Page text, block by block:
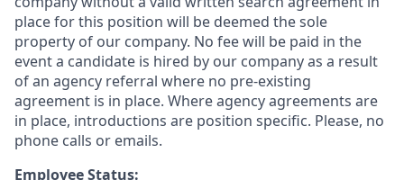
place for this position will be deemed the sole
property of our company. No fee will be paid in the
event a candidate is hired by our company as a result
of an agency referral where no pre-existing
agreement is in place. Where agency agreements are
in place, introductions are position specific. Please, no
phone calls or emails.
Employee Status: